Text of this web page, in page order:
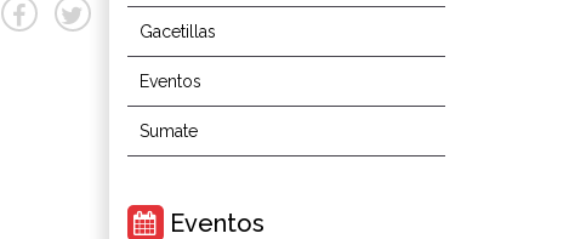
Gacetillas
Eventos
Sumate
Eventos